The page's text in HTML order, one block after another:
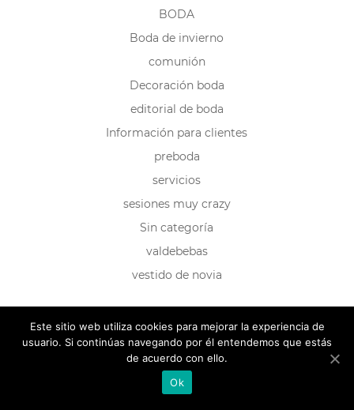
BODA
Boda de invierno
comunión
Decoración boda
editorial de boda
Información para clientes
preboda
servicios
sesiones muy crazy
Sin categoría
valdebebas
vestido de novia
Este sitio web utiliza cookies para mejorar la experiencia de
usuario. Si continúas navegando por él entendemos que estás
de acuerdo con ello.
Ok